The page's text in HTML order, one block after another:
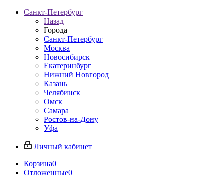
Санкт-Петербург
Назад
Города
Санкт-Петербург
Москва
Новосибирск
Екатеринбург
Нижний Новгород
Казань
Челябинск
Омск
Самара
Ростов-на-Дону
Уфа
Личный кабинет
Корзина0
Отложенные0